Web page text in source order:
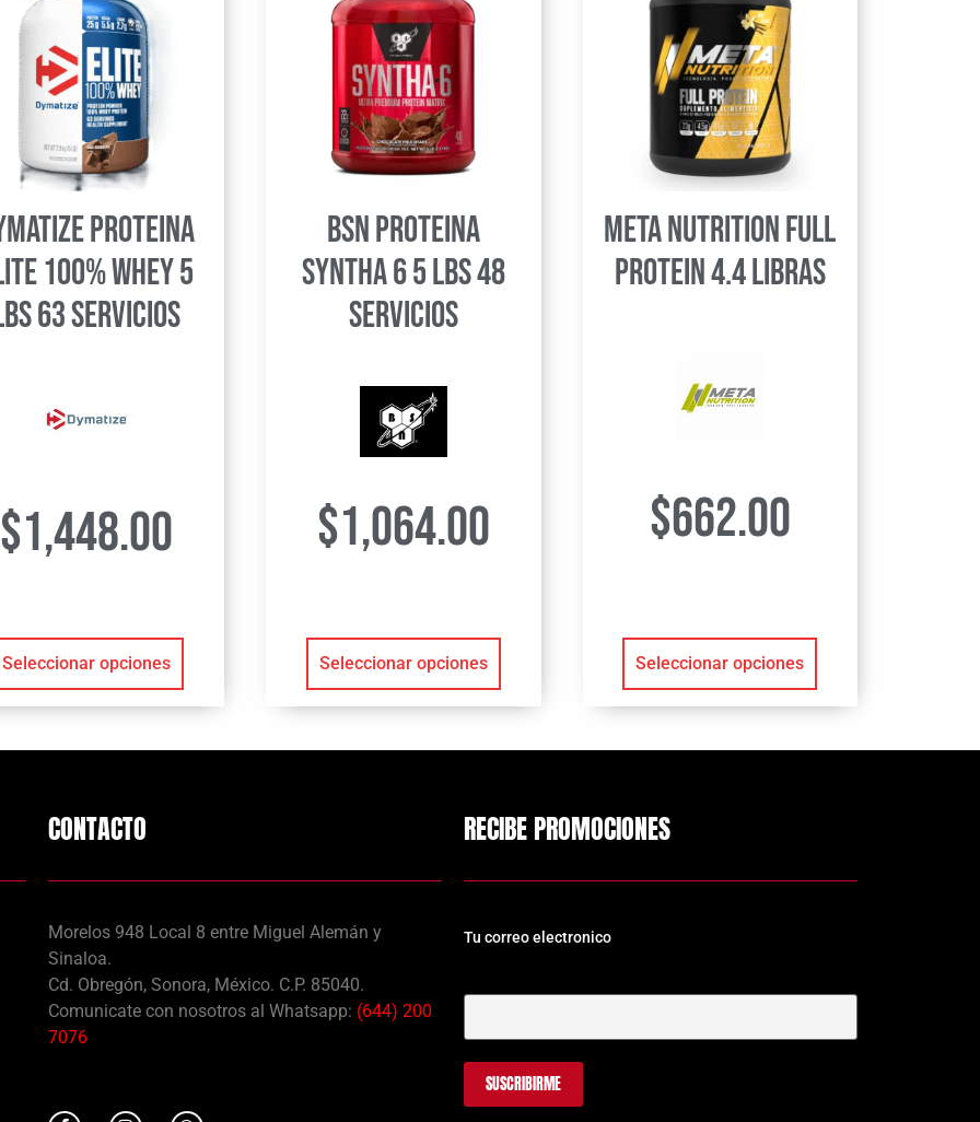
Proteina
100% Whey 5
63 Servicios
$1,448.00
Seleccionar opciones
BSN Proteina
Syntha 6 5 Lbs 48
Servicios
$1,064.00
Seleccionar opciones
Meta Nutrition Full
Protein 4.4 libras
$662.00
Seleccionar opciones
CONTACTO
Morelos 948 Local 8 entre Miguel Alemán y
Sinaloa.
Cd. Obregón, Sonora, México. C.P. 85040.
Comunicate con nosotros al Whatsapp: (644) 200
7076
RECIBE PROMOCIONES
Tu correo electronico